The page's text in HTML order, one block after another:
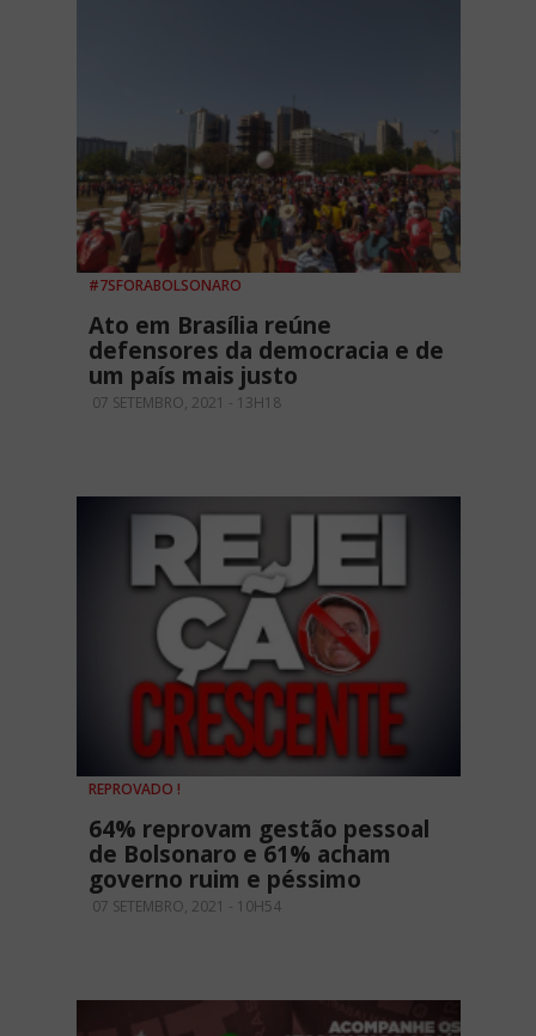
#7SFORABOLSONARO
Ato em Brasília reúne
defensores da democracia e de
um país mais justo
07 SETEMBRO, 2021 - 13H18
REPROVADO !
64% reprovam gestão pessoal
de Bolsonaro e 61% acham
governo ruim e péssimo
07 SETEMBRO, 2021 - 10H54